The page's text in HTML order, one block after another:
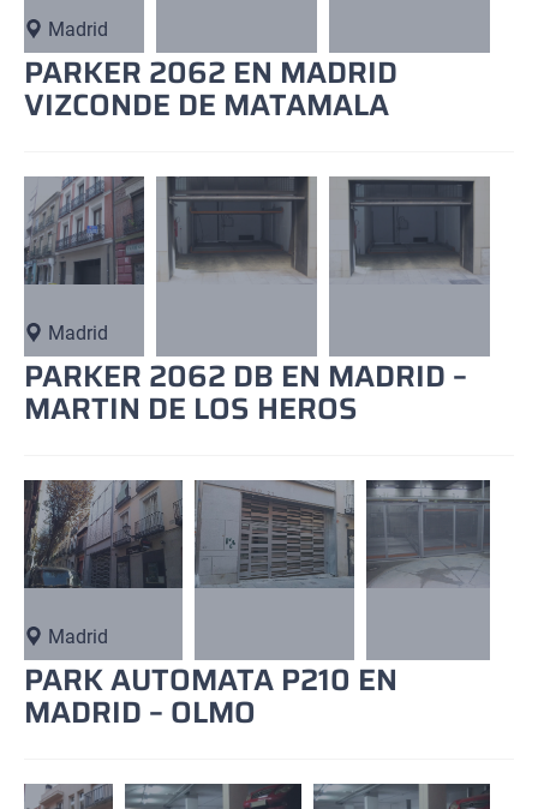
Madrid
PARKER 2062 EN MADRID
VIZCONDE DE MATAMALA
Madrid
PARKER 2062 DB EN MADRID –
MARTIN DE LOS HEROS
Madrid
PARK AUTOMATA P210 EN
MADRID – OLMO